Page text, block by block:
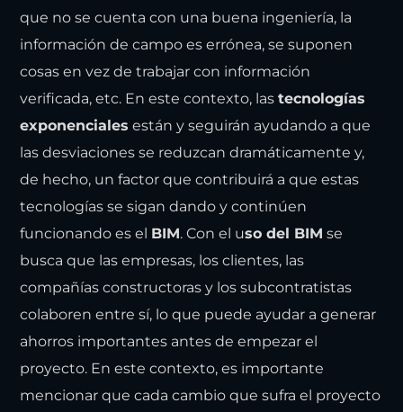
que no se cuenta con una buena ingeniería, la
información de campo es errónea, se suponen
cosas en vez de trabajar con información
verificada, etc. En este contexto, lastecnologías
exponenciales están y seguirán ayudando a que
las desviaciones se reduzcan dramáticamente y,
de hecho, un factor que contribuirá a que estas
tecnologías se sigan dando y continúen
funcionando es el BIM. Con el uso del BIM se
busca que las empresas, los clientes, las
compañías constructoras y los subcontratistas
colaboren entre sí, lo que puede ayudar a generar
ahorros importantes antes de empezar el
proyecto. En este contexto, es importante
mencionar que cada cambio que sufra el proyecto